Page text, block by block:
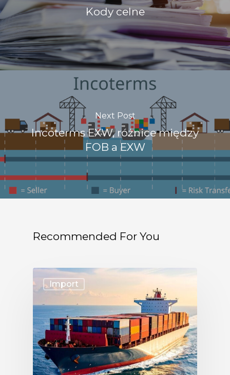
Kody celne
Next Post
Incoterms EXW, różnice między
FOB a EXW
Recommended For You
Import